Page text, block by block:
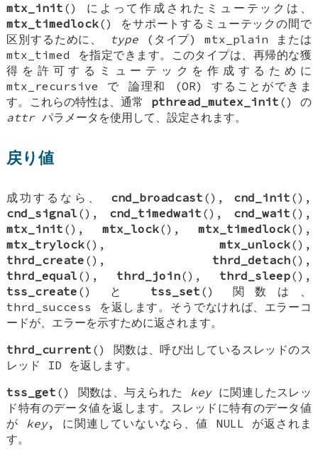
mtx_init () によって作成されたミューテックは、
mtx_timedlock() をサポートするミューテックの間で
区別するために、
type (タイプ)mtx_plain または
mtx_timed
を指定できます。このタイプは、再帰的な獲
得を許可するミューテックを作成するために
mtx_recursive
で 論理和 (OR)
することができま
す。これらの特性は、通常 pthread_mutex_init () の
attrパラメータを使用して、設定されます。
戻り値
成功するなら、 cnd_broadcast (), cnd_init (),
cnd_signal (), cnd_timedwait (), cnd_wait (),
mtx_init (), mtx_lock(), mtx_timedlock(),
mtx_trylock(), mtx_unlock(),
thrd_create (), thrd_detach(),
thrd_equal (), thrd_join(), thrd_sleep(),
tss_create () と tss_set () 関数は、
thrd_success
を返します。そうでなければ、エラーコ
ードが、エラーを示すために返されます。
thrd_current () 関数は、呼び出しているスレッドのス
レッド ID を返します。
tss_get () 関数は、与えられた keyに関連したスレッ
ド特有のデータ値を返します。スレッドに特有のデータ値
が key, に関連していないなら、値 NULL が返されま
す。